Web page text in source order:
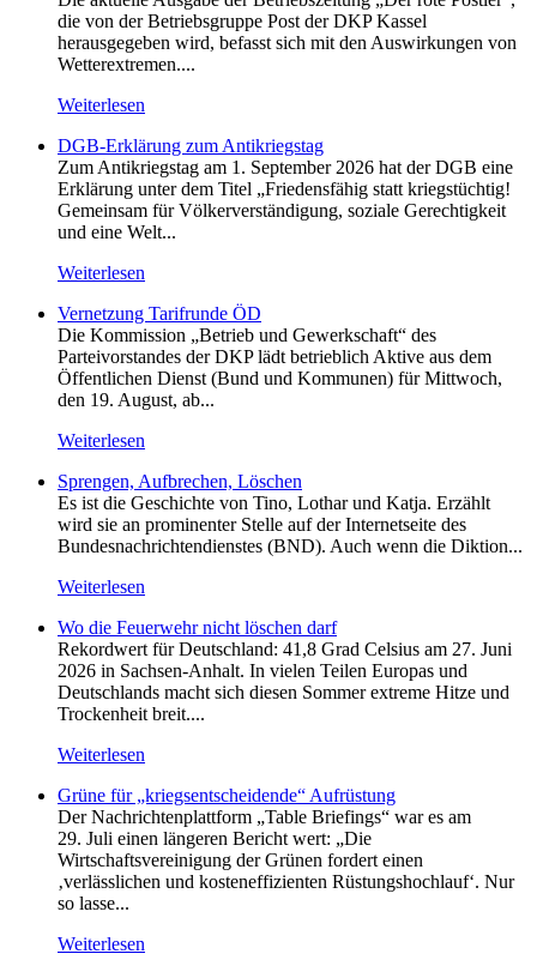
die von der Betriebsgruppe Post der DKP Kassel
herausgegeben wird, befasst sich mit den Auswirkungen von
Wetterextremen....
Weiterlesen
DGB-Erklärung zum Antikriegstag
Zum Antikriegstag am 1. September 2026 hat der DGB eine
Erklärung unter dem Titel „Friedensfähig statt kriegstüchtig!
Gemeinsam für Völkerverständigung, soziale Gerechtigkeit
und eine Welt...
Weiterlesen
Vernetzung Tarifrunde ÖD
Die Kommission „Betrieb und Gewerkschaft“ des
Parteivorstandes der DKP lädt betrieblich Aktive aus dem
Öffentlichen Dienst (Bund und Kommunen) für Mittwoch,
den 19. August, ab...
Weiterlesen
Sprengen, Aufbrechen, Löschen
Es ist die Geschichte von Tino, Lothar und Katja. Erzählt
wird sie an prominenter Stelle auf der Internetseite des
Bundesnachrichtendienstes (BND). Auch wenn die Diktion...
Weiterlesen
Wo die Feuerwehr nicht löschen darf
Rekordwert für Deutschland: 41,8 Grad Celsius am 27. Juni
2026 in Sachsen-Anhalt. In vielen Teilen Europas und
Deutschlands macht sich diesen Sommer extreme Hitze und
Trockenheit breit....
Weiterlesen
Grüne für „kriegsentscheidende“ Aufrüstung
Der Nachrichtenplattform „Table Briefings“ war es am
29. Juli einen längeren Bericht wert: „Die
Wirtschaftsvereinigung der Grünen fordert einen
‚verlässlichen und kosteneffizienten Rüstungshochlauf‘. Nur
so lasse...
Weiterlesen